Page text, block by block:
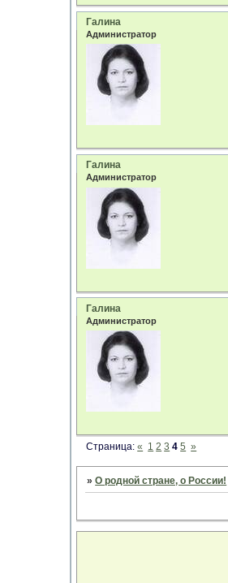
Галина
Администратор
Галина
Администратор
Галина
Администратор
Страница:« 1 2 3 4 5 »
»О родной стране, о России!